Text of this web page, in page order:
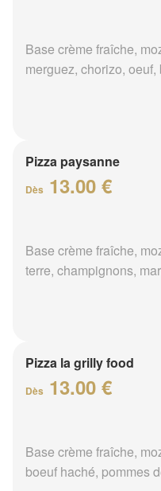
Base crème fraîche,
merguez, chorizo,
Pizza paysanne
Dès 13.00 €
Base crème fraîche,
terre, champignons,
Pizza la grilly food
Dès 13.00 €
Base crème fraîche,
boeuf haché, pommes